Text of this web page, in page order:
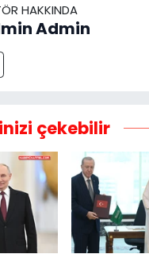
HAKKINDA
Admin
çekebilir